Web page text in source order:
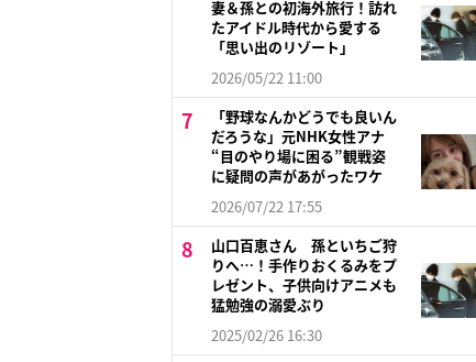
妻＆孫との初海外旅行！訪れ
たアイドル時代から愛する
「思い出のリゾート」
2026/05/22 11:00
「野球なんかどうでも良いん
だろうな」元NHK女性アナ
“目のやり場に困る”観戦姿
に疑問の声があがったワケ
2026/07/22 17:55
山口百恵さん 孫といちご狩
りへ…！手作りおくるみをプ
レゼント、子供向けアニメも
猛勉強の溺愛ぶり
2025/02/26 16:30